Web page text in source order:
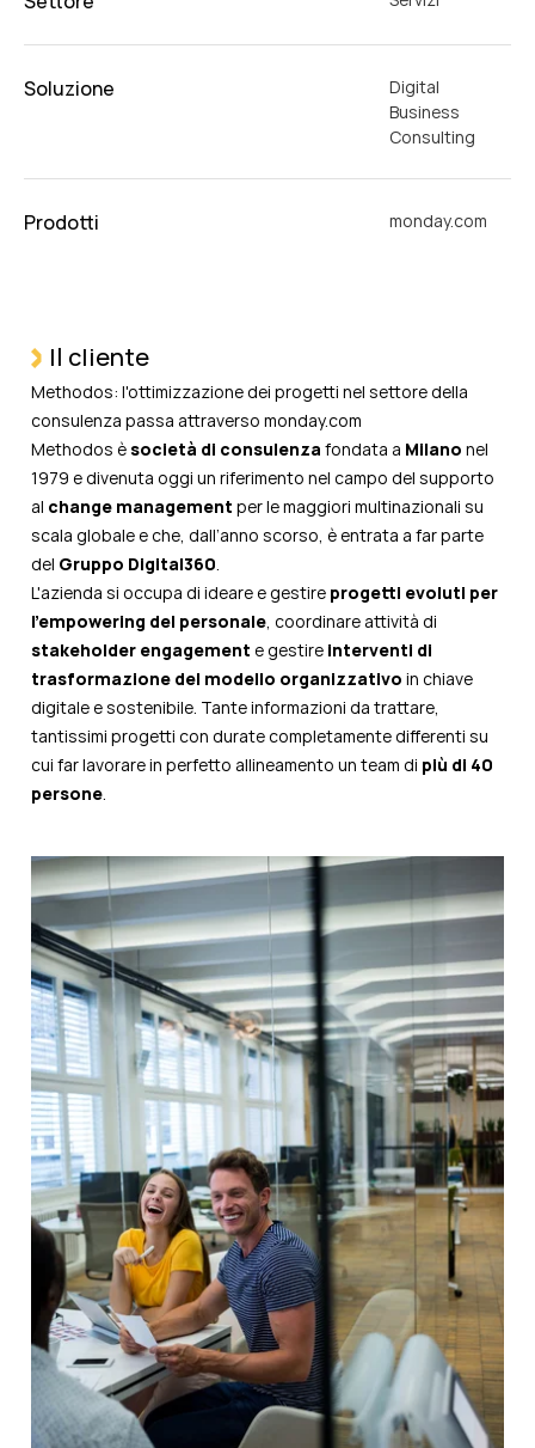
Soluzione
Digital
Business
Consulting
Prodotti monday.com
Il cliente
Methodos: l'ottimizzazione dei progetti nel settore della
consulenza passa attraverso monday.com
Methodos èsocietà di consulenza fondata a Milano nel
1979 e divenuta oggi un riferimento nel campo del supporto
al change management per le maggiori multinazionali su
scala globale e che, dall’anno scorso, è entrata a far parte
del Gruppo Digital360.
L'azienda si occupa di ideare e gestire progetti evoluti per
l’empowering del personale, coordinare attività di
stakeholder engagement e gestire interventi di
trasformazione del modello organizzativo in chiave
digitale e sostenibile. Tante informazioni da trattare,
tantissimi progetti con durate completamente differenti su
cui far lavorare in perfetto allineamento un team di più di 40
persone.